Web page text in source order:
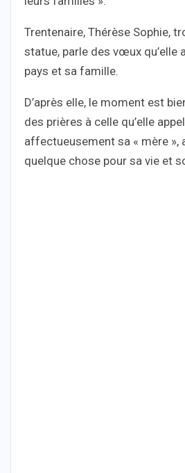
Trentenaire, Thérèse Sophie,
statue, parle des vœux qu’elle
pays et sa famille.
D’après elle, le moment est
des prières à celle qu’elle
affectueusement sa « mère »,
quelque chose pour sa vie et